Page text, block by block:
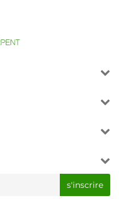
s'inscrire